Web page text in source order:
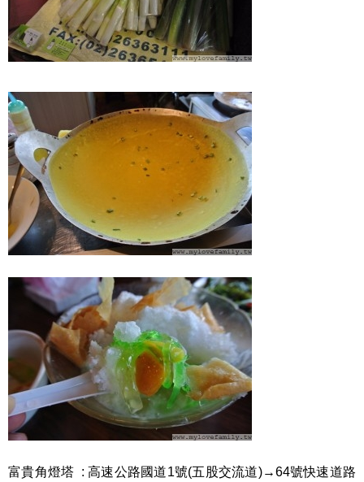
富貴角燈塔 : 高速公路國道1號(五股交流道)→64號快速道路